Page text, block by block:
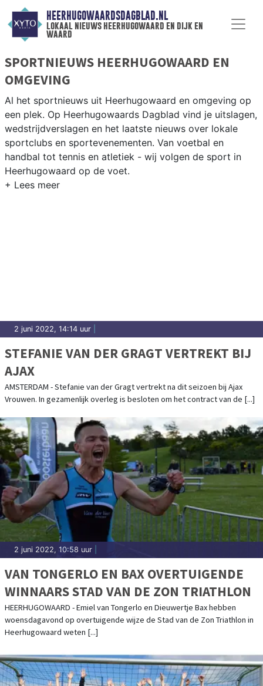
HEERHUGOWAARDSDAGBLAD.NL
lokaal nieuws heerhugowaard en dijk en
waard
SPORTNIEUWS HEERHUGOWAARD EN
OMGEVING
Al het sportnieuws uit Heerhugowaard en omgeving op
een plek. Op Heerhugowaards Dagblad vind je uitslagen,
wedstrijdverslagen en het laatste nieuws over lokale
sportclubs en sportevenementen. Van voetbal en
handbal tot tennis en atletiek - wij volgen de sport in
Heerhugowaard op de voet.
2 juni 2022, 14:14 uur
STEFANIE VAN DER GRAGT VERTREKT BIJ
AJAX
AMSTERDAM - Stefanie van der Gragt vertrekt na dit seizoen bij Ajax
Vrouwen. In gezamenlijk overleg is besloten om het contract van de [...]
2 juni 2022, 10:58 uur
VAN TONGERLO EN BAX OVERTUIGENDE
WINNAARS STAD VAN DE ZON TRIATHLON
HEERHUGOWAARD - Emiel van Tongerlo en Dieuwertje Bax hebben
woensdagavond op overtuigende wijze de Stad van de Zon Triathlon in
Heerhugowaard weten [...]